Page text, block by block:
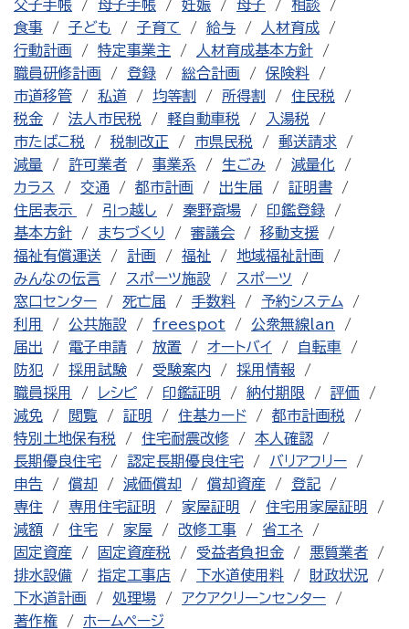
父子手帳
母子手帳 妊娠 母子
相談
食事
子ども 子育て 給与
人材育成
行動計画
特定事業主
人材育成基本方針
職員研修計画
登録 総合計画
保険料
市道移管
私道 均等割 所得割
住民税
税金
法人市民税 軽自動車税
入湯税
市たばこ税
税制改正 市県民税
郵送請求
減量
許可業者 事業系 生ごみ
減量化
カラス
交通 都市計画 出生届
証明書
住居表示
引っ越し 秦野斎場
印鑑登録
基本方針
まちづくり 審議会
移動支援
福祉有償運送
計画 福祉
地域福祉計画
みんなの伝言
スポーツ施設
スポーツ
窓口センター
死亡届 手数料
予約システム
利用
公共施設 freespot
公衆無線lan
届出
電子申請 放置 オートバイ
自転車
防犯
採用試験 受験案内
採用情報
職員採用
レシピ 印鑑証明 納付期限
評価
減免
閲覧 証明 住基カード
都市計画税
特別土地保有税
住宅耐震改修
本人確認
長期優良住宅
認定長期優良住宅
バリアフリー
申告
償却 減価償却 償却資産
登記
専住
専用住宅証明 家屋証明
住宅用家屋証明
減額
住宅 家屋 改修工事
省エネ
固定資産
固定資産税 受益者負担金
悪質業者
排水設備
指定工事店 下水道使用料
財政状況
下水道計画
処理場
アクアクリーンセンター
著作権
ホームページ